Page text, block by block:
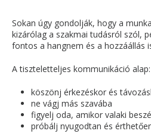
Sokan úgy gondolják, hogy a
kizárólag a szakmai tudásról szól,
fontos a hangnem és a hozzáállás
A tiszteletteljes kommunikáció alap:
köszönj érkezéskor és
ne vágj más szavába
figyelj oda, amikor valaki
próbálj nyugodtan és